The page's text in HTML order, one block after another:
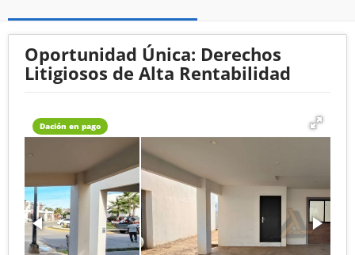
Oportunidad Única: Derechos
Litigiosos de Alta Rentabilidad
Dación en pago